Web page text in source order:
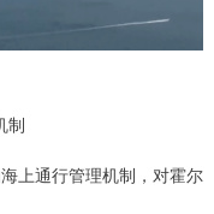
制
上通行管理机制，对霍尔